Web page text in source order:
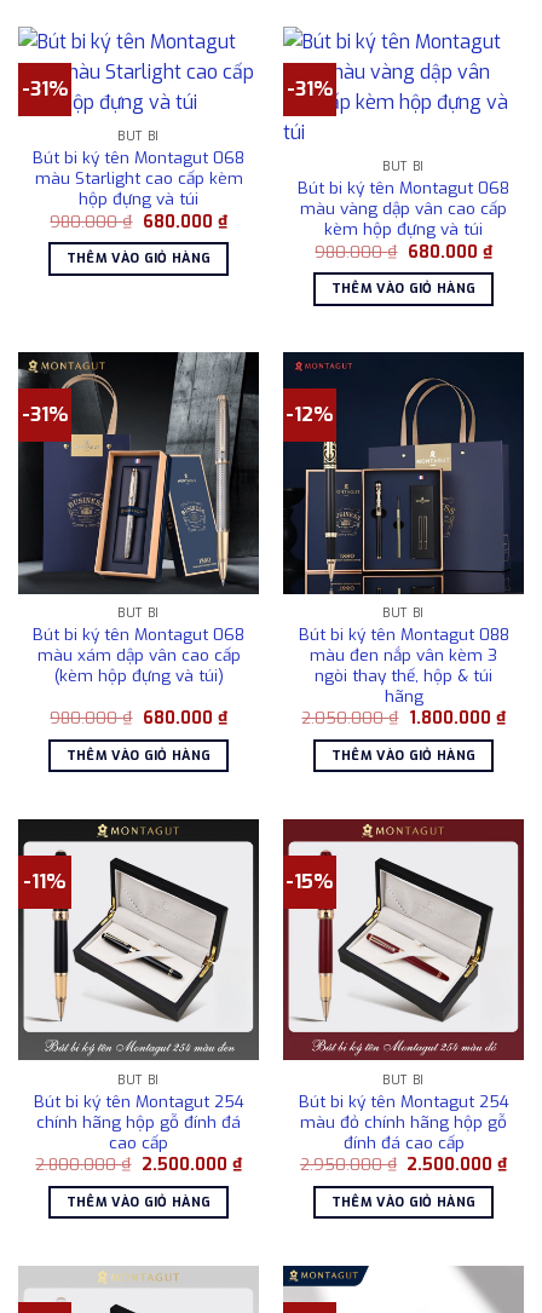
-31%
BÚT BI
Bút bi ký tên Montagut 068
màu Starlight cao cấp kèm
hộp đựng và túi
980.000₫ Giá
là:
980.000 ₫.
680.000 ₫Giá
hiện
tại
680.000 ₫.
THÊM VÀO GIỎ HÀNG
-31%
BÚT BI
Bút bi ký tên Montagut 068
màu vàng dập vân cao cấp
kèm hộp đựng và túi
980.000₫ Giá
là:
980.000 ₫.
680.000 ₫Giá
hiện
tại
THÊM VÀO GIỎ HÀNG
-31%
BÚT BI
Bút bi ký tên Montagut 068
màu xám dập vân cao cấp
(kèm hộp đựng và túi)
980.000₫ Giá
là:
980.000 ₫.
680.000 ₫Giá
hiện
tại
680.000 ₫.
THÊM VÀO GIỎ HÀNG
-12%
BÚT BI
Bút bi ký tên Montagut 088
màu đen nắp vân kèm 3
ngòi thay thế, hộp & túi
hãng
2.050.000₫ Giá
là:
2.050.000 ₫.
1.800.000 ₫Giá
hiện
THÊM VÀO GIỎ HÀNG
-11%
BÚT BI
Bút bi ký tên Montagut 254
chính hãng hộp gỗ đính đá
cao cấp
2.800.000₫ Giá
là:
2.800.000 ₫.
2.500.000 ₫Giá
hiện
2.500.000 ₫.
THÊM VÀO GIỎ HÀNG
-15%
BÚT BI
Bút bi ký tên Montagut 254
màu đỏ chính hãng hộp gỗ
đính đá cao cấp
2.950.000₫ Giá
là:
2.950.000 ₫.
2.500.000₫Giá
hiện
THÊM VÀO GIỎ HÀNG